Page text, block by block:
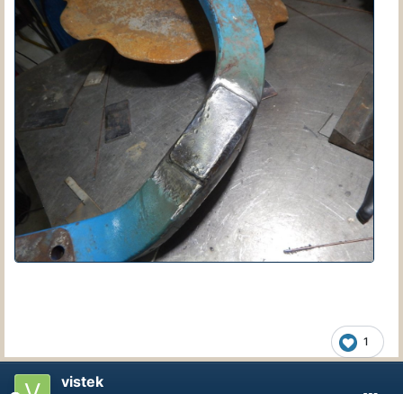
1
vistek